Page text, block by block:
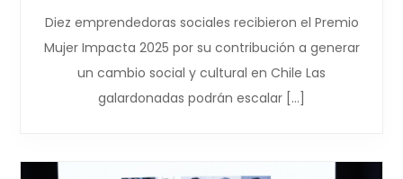
Diez emprendedoras sociales recibieron el Premio
Mujer Impacta 2025 por su contribución a generar
un cambio social y cultural en Chile Las
galardonadas podrán escalar […]